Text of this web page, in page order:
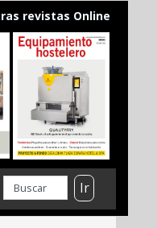
revistas Online
Ir